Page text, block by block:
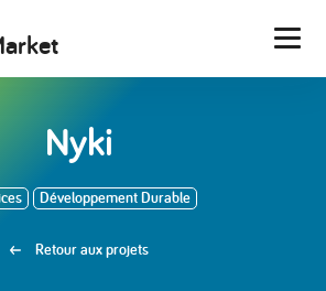
arket
Nyki
Développement Durable
Retour aux projets